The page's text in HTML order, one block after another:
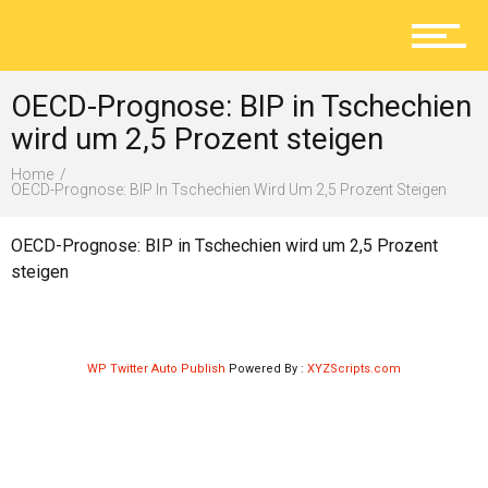
Lokal
OECD-Prognose: BIP in Tschechien
wird um 2,5 Prozent steigen
Home
OECD-Prognose: BIP In Tschechien Wird Um 2,5 Prozent Steigen
OECD-Prognose: BIP in Tschechien wird um 2,5 Prozent
steigen
WP Twitter Auto Publish Powered By : XYZScripts.com